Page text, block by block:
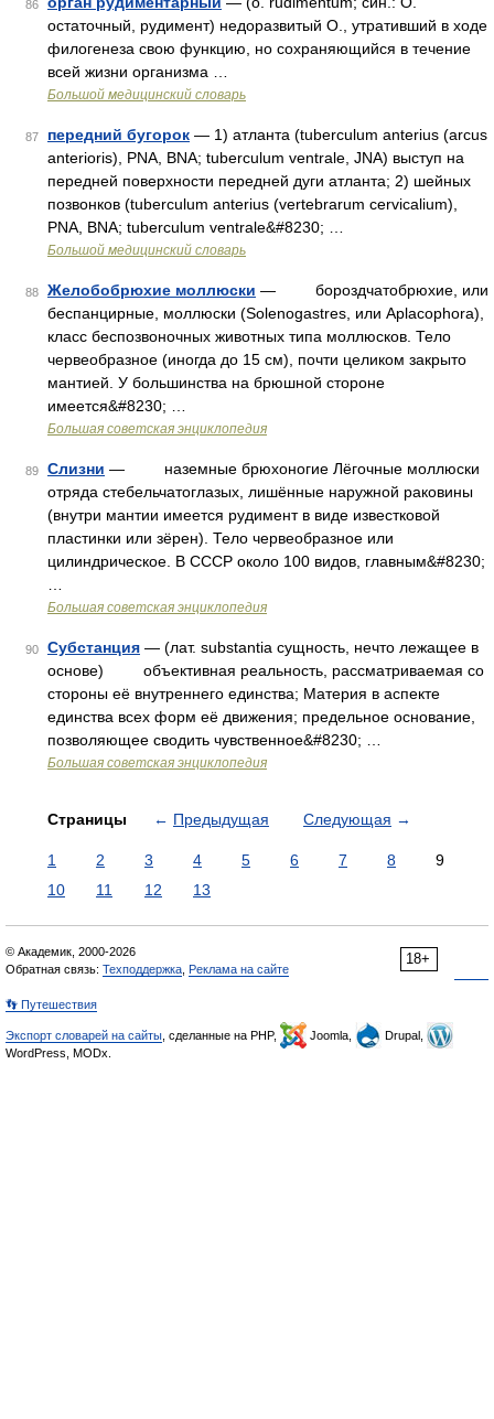
86
остаточный, рудимент) недоразвитый О., утративший в ходе
филогенеза свою функцию, но сохраняющийся в течение
всей жизни организма …
Большой медицинский словарь
87 передний бугорок — 1) атланта (tuberculum anterius (arcus
anterioris), PNA, BNA; tuberculum ventrale, JNA) выступ на
передней поверхности передней дуги атланта; 2) шейных
позвонков (tuberculum anterius (vertebrarum cervicalium),
PNA, BNA; tuberculum ventrale&#8230; …
Большой медицинский словарь
88 Желобобрюхие моллюски — бороздчатобрюхие, или
беспанцирные, моллюски (Solenogastres, или Aplacophora),
класс беспозвоночных животных типа моллюсков. Тело
червеобразное (иногда до 15 см), почти целиком закрыто
мантией. У большинства на брюшной стороне
имеется&#8230; …
Большая советская энциклопедия
89 Слизни — наземные брюхоногие Лёгочные моллюски
отряда стебельчатоглазых, лишённые наружной раковины
(внутри мантии имеется рудимент в виде известковой
пластинки или зёрен). Тело червеобразное или
цилиндрическое. В СССР около 100 видов, главным&#8230;
Большая советская энциклопедия
90 Субстанция — (лат. substantia сущность, нечто лежащее в
основе) объективная реальность, рассматриваемая со
стороны её внутреннего единства; Материя в аспекте
единства всех форм её движения; предельное основание,
позволяющее сводить чувственное&#8230; …
Большая советская энциклопедия
Страницы ← Предыдущая Следующая →
1 2 3 4 5 6 7 8
9
10
11 12 13
18+
© Академик, 2000-2026
Обратная связь: Техподдержка Реклама на сайте
👣 Путешествия
Экспорт словарей на сайты , сделанные на PHP, Joomla,
Drupal,
WordPress, MODx.